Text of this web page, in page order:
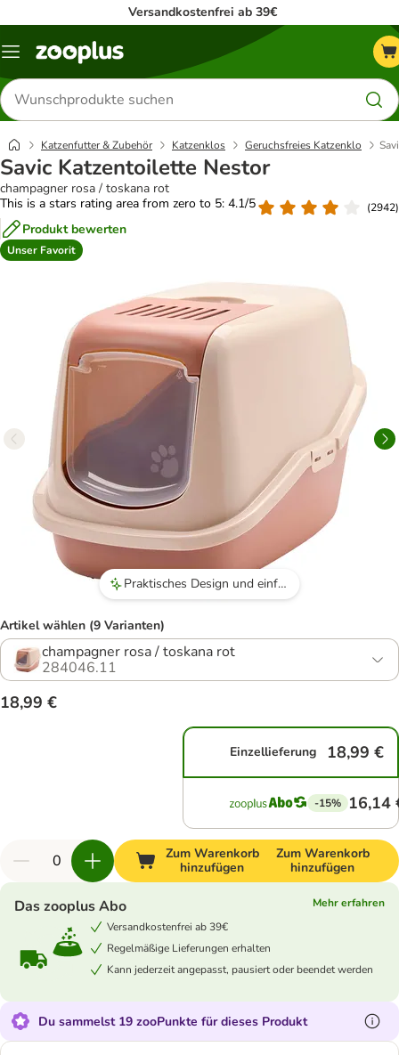
Versandkostenfrei ab 39€
Menü
Produkte
suchen
Katzenfutter & Zubehör Katzenklos Geruchsfreies Katzenklo
Savic Katzentoilette Nestor
champagner rosa / toskana rot
This is a stars rating area from zero to 5: 4.1/5
(2942)
Produkt bewerten
Unser Favorit
Praktisches Design und einfache Reinigung durch hochklappbare Tür.
Artikel wählen (9 Varianten)
champagner rosa / toskana rot
284046.11
18,99 €
Einzellieferung 18,99 €
-15% 16,14
Zum Warenkorb
hinzufügen
Zum Warenkorb
hinzufügen
Das zooplus Abo
Mehr erfahren
Versandkostenfrei ab 39€
Regelmäßige Lieferungen erhalten
Kann jederzeit angepasst, pausiert oder beendet werden
Du sammelst 19 zooPunkte für dieses Produkt